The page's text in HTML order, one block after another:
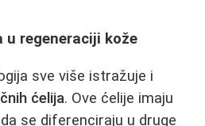
regeneraciji kože
sve više istražuje i
ćelija. Ove ćelije imaju
se diferenciraju u druge